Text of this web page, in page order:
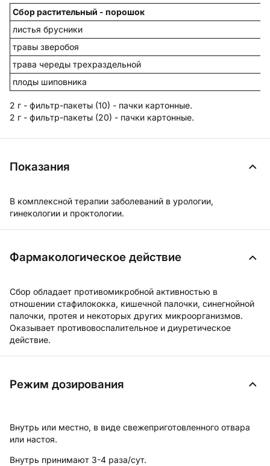
Сбор растительный - порошок
листья брусники
травы зверобоя
трава череды трехраздельной
плоды шиповника
2 г - фильтр-пакеты (10) - пачки картонные.
2 г - фильтр-пакеты (20) - пачки картонные.
Показания
В комплексной терапии заболеваний в урологии,
гинекологии и проктологии.
Фармакологическое действие
Сбор обладает противомикробной активностью в
отношении стафилококка, кишечной палочки, синегнойной
палочки, протея и некоторых других микроорганизмов.
Оказывает противовоспалительное и диуретическое
действие.
Режим дозирования
Внутрь или местно, в виде свежеприготовленного отвара
или настоя.
Внутрь принимают 3-4 раза/сут.